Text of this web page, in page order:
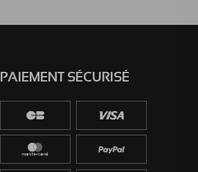
PAIEMENT SÉCURISÉ